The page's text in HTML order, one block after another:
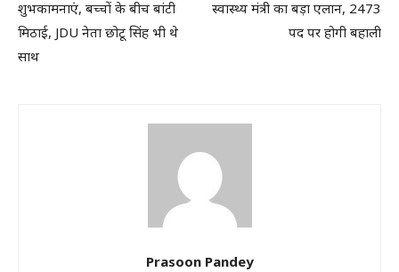
शुभकामनाएं, बच्चों के बीच बांटी
मिठाई, JDU नेता छोटू सिंह भी थे
साथ
स्वास्थ्य मंत्री का बड़ा एलान, 2473
पद पर होगी बहाली
Prasoon Pandey